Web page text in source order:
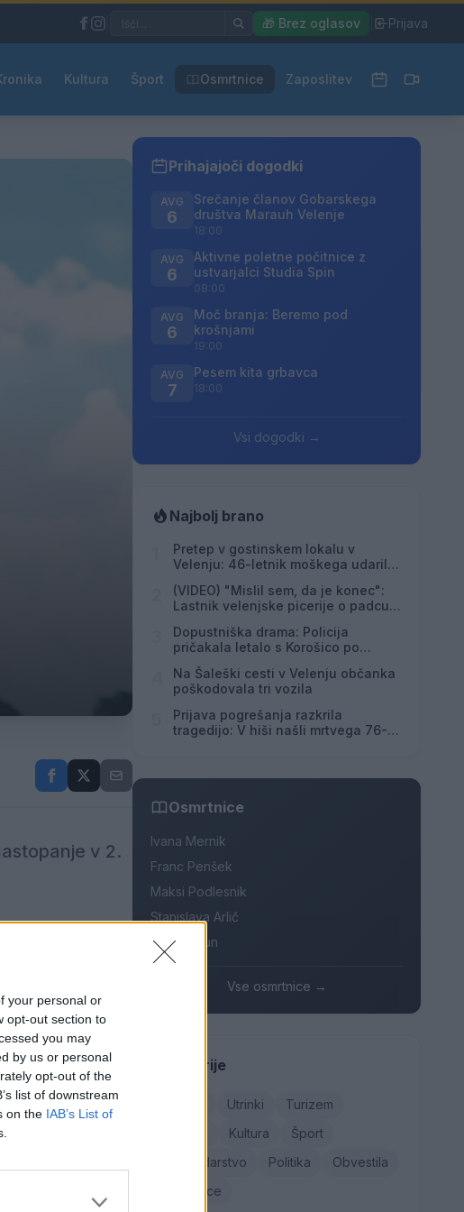
your personal or
opt-out section to
you may
by us or personal
opt-out of the
list of downstream
on the IAB’s List of
🎁 Brez oglasov Prijava
Kultura Šport Osmrtnice Zaposlitev
v 2.
in
za vse
odnosom v
vnemo in
so si po
V novo
Prihajajoči dogodki
AVG
6
Srečanje članov Gobarskega
društva Marauh Velenje
18:00
AVG
6
Aktivne poletne počitnice z
ustvarjalci Studia Spin
08:00
AVG
6
Moč branja: Beremo pod
krošnjami
19:00
AVG
7
Pesem kita grbavca
18:00
Vsi dogodki →
Najbolj brano
Pretep v gostinskem lokalu v
Velenju: 46-letnik moškega udaril s
(VIDEO) "Mislil sem, da je konec":
Lastnik velenjske picerije o padcu s
Dopustniška drama: Policija
pričakala letalo s Korošico po
Na Šaleški cesti v Velenju občanka
poškodovala tri vozila
Prijava pogrešanja razkrila
tragedijo: V hiši našli mrtvega 76-
Osmrtnice
Ivana Mernik
Franc Penšek
Maksi Podlesnik
Stanislava Arlič
Elica Vačun
Vse osmrtnice →
Kategorije
Utrinki
Turizem
Kultura
Šport
Gospodarstvo
Politika
Obvestila
Osmrtnice